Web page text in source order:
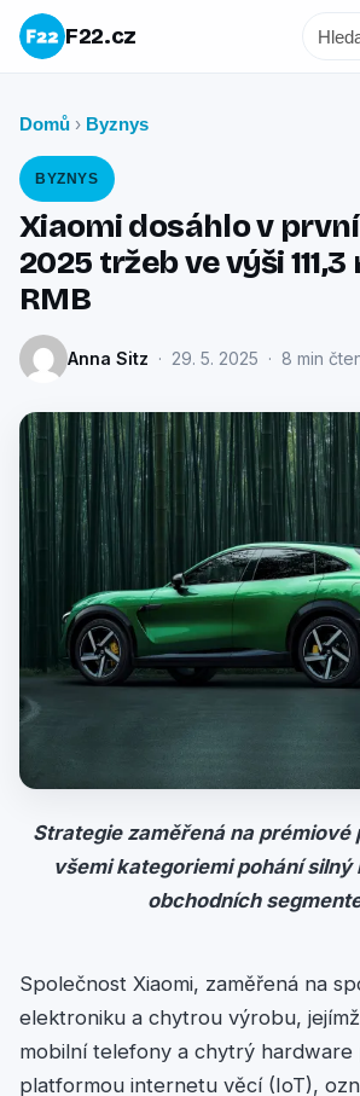
F22.cz
Domů › Byznys
BYZNYS
Xiaomi dosáhlo v
2025 tržeb ve výši
RMB
Anna Sitz · 29. 5. 2025 · 8 min
Strategie zaměřená na
všemi kategoriemi pohání
obchodních
Společnost Xiaomi, zaměřená na
elektroniku a chytrou výrobu,
mobilní telefony a chytrý
platformou internetu věcí (IoT),